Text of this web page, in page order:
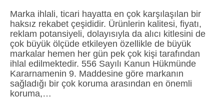
Marka ihlali, ticari hayatta en çok karşılaşılan bir
haksız rekabet çeşididir. Ürünlerin kalitesi, fiyatı,
reklam potansiyeli, dolayısıyla da alıcı kitlesini de
çok büyük ölçüde etkileyen özellikle de büyük
markalar hemen her gün pek çok kişi tarafından
ihlal edilmektedir. 556 Sayılı Kanun Hükmünde
Kararnamenin 9. Maddesine göre markanın
sağladığı bir çok koruma arasından en önemli
koruma,…